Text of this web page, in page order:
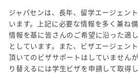
ジャパセンは、長年、留学エージェン
います。上記に必要な情報を多く兼ね
情報を基に皆さんのご希望に沿った適
としています。また、ビザエージェン
頂いてのビザサポートはしていません
り替えるには学生ビザを申請して取得